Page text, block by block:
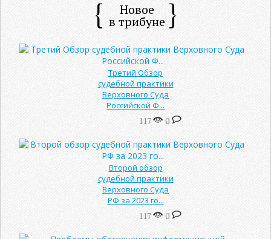
Новое
в трибуне
Третий Обзор
судебной практики
Верховного Суда
Российской Ф...
117 0
Второй обзор
судебной практики
Верховного Суда
РФ за 2023 го...
117 0